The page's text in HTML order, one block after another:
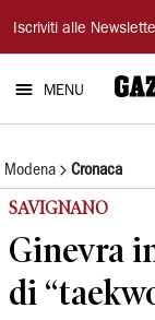
Gazzetta
di
Modena
Iscriviti alle
MENU
Modena Cronaca
SAVIGNANO
Ginevra
di